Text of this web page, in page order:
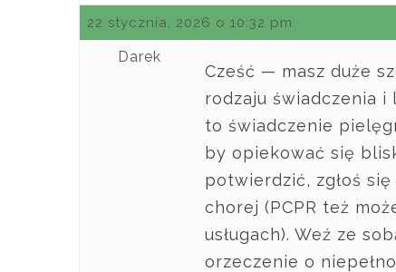
22 stycznia, 2026 o 10:32 pm
Darek
Cześć — masz duże
rodzaju świadczenia
to świadczenie
by opiekować się
potwierdzić, zgłoś
chorej (PCPR też
usługach). Weź ze
orzeczenie o